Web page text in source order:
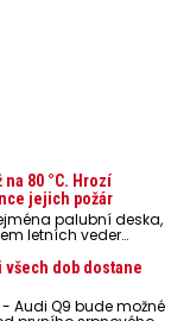
80 °C. Hrozí
jejich požár
palubní deska,
letních veder
powerbanky
baterií,
případech i
všech dob dostane
Audi Q9 bude možné